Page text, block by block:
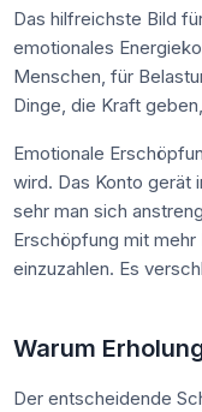
Das hilfreichste Bild
emotionales
Menschen, für
Dinge, die Kraft
Emotionale
wird. Das Konto gerät
sehr man sich
Erschöpfung mit
einzuzahlen. Es
Warum
Der entscheidende